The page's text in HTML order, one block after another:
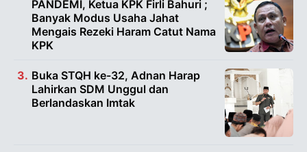
PANDEMI, Ketua KPK Firli Bahuri ;
Banyak Modus Usaha Jahat
Mengais Rezeki Haram Catut Nama
KPK
Buka STQH ke-32, Adnan Harap
Lahirkan SDM Unggul dan
Berlandaskan Imtak